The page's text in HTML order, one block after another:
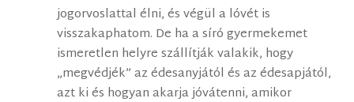
jogorvoslattal élni, és végül a lóvét is
visszakaphatom. De ha a síró gyermekemet
ismeretlen helyre szállítják valakik, hogy
„megvédjék” az édesanyjától és az édesapjától,
azt ki és hogyan akarja jóvátenni, amikor